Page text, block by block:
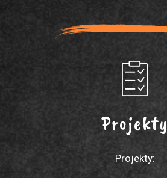
Projekty
Projekty: